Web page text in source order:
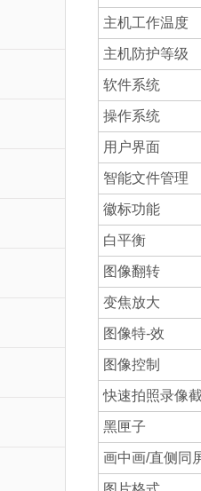
主机工作温度
主机防护等级
软件系统
操作系统
用户界面
智能文件管理
徽标功能
白平衡
图像翻转
变焦放大
图像特-效
图像控制
快速拍照录像
黑匣子
画中画/直侧同